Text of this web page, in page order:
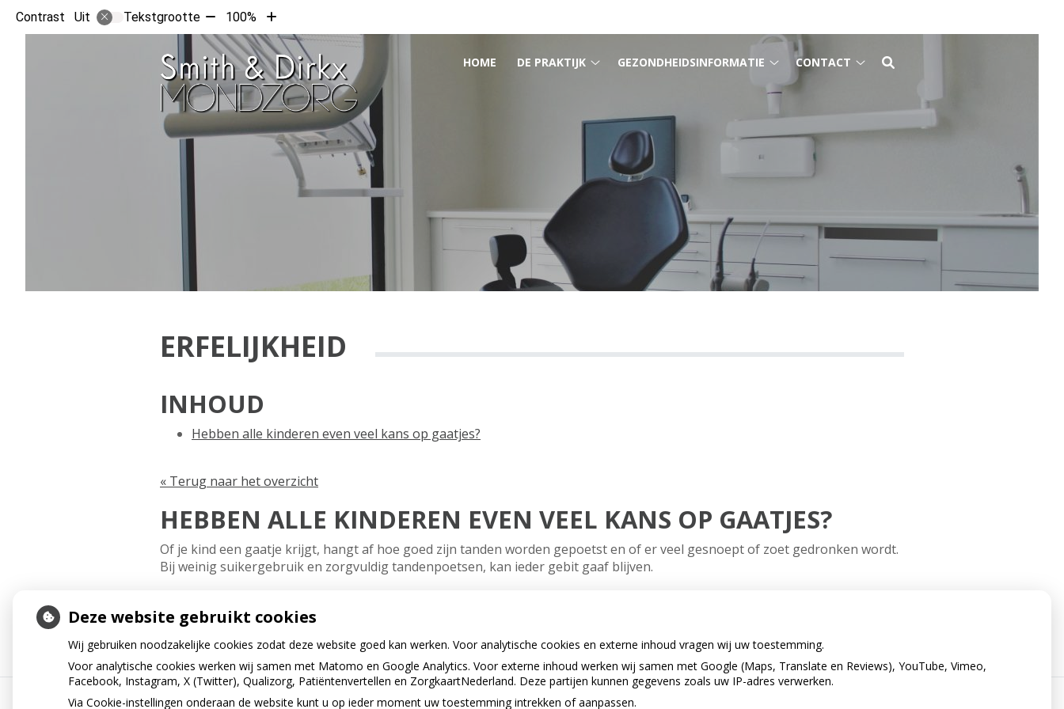
Contrast Uit Tekstgrootte Tekst
verkleinen
met
10%
100%
Tekst
vergroten
met
10%
HOOFDMENU
HOME DE PRAKTIJK
submenu
GEZONDHEIDSINFORMATIE
Gezondheidsinformatie
submenu
CONTACT
ERFELIJKHEID
INHOUD
Hebben alle kinderen even veel kans op gaatjes?
« Terug naar het overzicht
HEBBEN ALLE KINDEREN EVEN VEEL KANS OP GAATJES?
Of je kind een gaatje krijgt, hangt af hoe goed zijn tanden worden gepoetst en of er veel gesnoept of zoet gedronken wordt.
Bij weinig suikergebruik en zorgvuldig tandenpoetsen, kan ieder gebit gaaf blijven.
« Terug naar het overzicht
Uw Zorg Online|Beheer
Deze website gebruikt cookies
Wij gebruiken noodzakelijke cookies zodat deze website goed kan werken. Voor analytische cookies en externe inhoud vragen wij uw toestemming.
Voor analytische cookies werken wij samen met Matomo en Google Analytics. Voor externe inhoud werken wij samen met Google (Maps, Translate en Reviews), YouTube, Vimeo,
Facebook, Instagram, X (Twitter), Qualizorg, Patiëntenvertellen en ZorgkaartNederland. Deze partijen kunnen gegevens zoals uw IP-adres verwerken.
Via Cookie-instellingen onderaan de website kunt u op ieder moment uw toestemming intrekken of aanpassen.